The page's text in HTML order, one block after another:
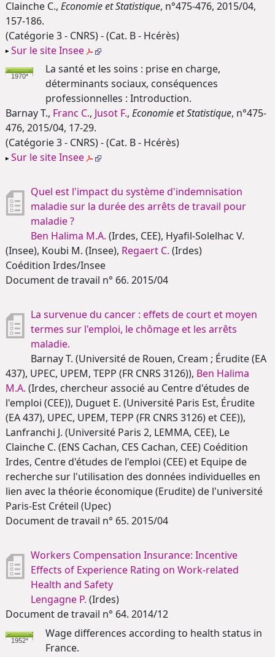
Clainche C., Economie et Statistique, n°475-476, 2015/04,
157-186.
(Catégorie 3 - CNRS) - (Cat. B - Hcérès)
Sur le site Insee
1970*
La santé et les soins : prise en charge,
déterminants sociaux, conséquences
professionnelles : Introduction.
Barnay T., Franc C., Jusot F., Economie et Statistique, n°475-
476, 2015/04, 17-29.
(Catégorie 3 - CNRS) - (Cat. B - Hcérès)
Sur le site Insee
Quel est l'impact du système d'indemnisation
maladie sur la durée des arrêts de travail pour
maladie ?
Ben Halima M.A. (Irdes, CEE), Hyafil-Solelhac V.
(Insee), Koubi M. (Insee), Regaert C. (Irdes)
Coédition Irdes/Insee
Document de travail n° 66. 2015/04
La survenue du cancer : effets de court et moyen
termes sur l'emploi, le chômage et les arrêts
maladie.
Barnay T. (Université de Rouen, Cream ; Érudite (EA
437), UPEC, UPEM, TEPP (FR CNRS 3126)), Ben Halima
M.A. (Irdes, chercheur associé au Centre d'études de
l'emploi (CEE)), Duguet E. (Université Paris Est, Érudite
(EA 437), UPEC, UPEM, TEPP (FR CNRS 3126) et CEE)),
Lanfranchi J. (Université Paris 2, LEMMA, CEE), Le
Clainche C. (ENS Cachan, CES Cachan, CEE) Coédition
Irdes, Centre d'études de l'emploi (CEE) et Equipe de
recherche sur l'utilisation des données individuelles en
lien avec la théorie économique (Erudite) de l'université
Paris-Est Créteil (Upec)
Document de travail n° 65. 2015/04
Workers Compensation Insurance: Incentive
Effects of Experience Rating on Work-related
Health and Safety
Lengagne P. (Irdes)
Document de travail n° 64. 2014/12
1952*
Wage differences according to health status in
France.